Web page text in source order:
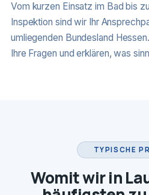
Vom kurzen Einsatz im Bad bis
Inspektion sind wir Ihr
umliegenden Bundesland
Ihre Fragen und erklären, was
TYPISCHE
Womit wir in